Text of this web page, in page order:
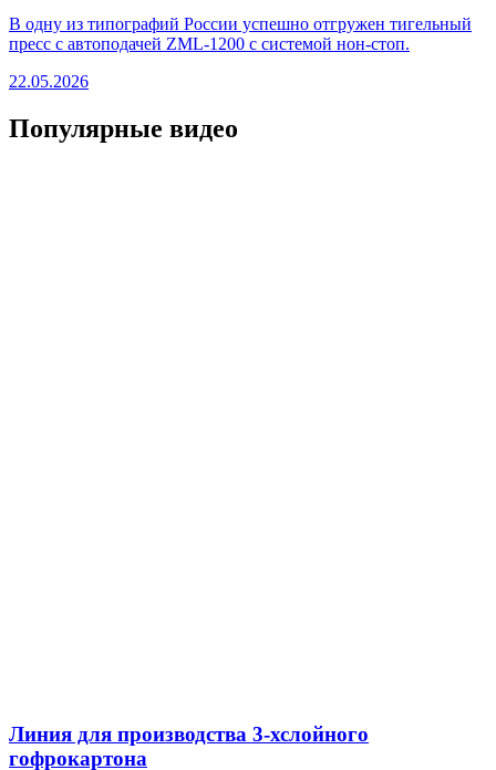
В одну из типографий России успешно отгружен тигельный
пресс с автоподачей ZML-1200 с системой нон-стоп.
22.05.2026
Популярные видео
Линия для производства 3-хслойного
гофрокартона